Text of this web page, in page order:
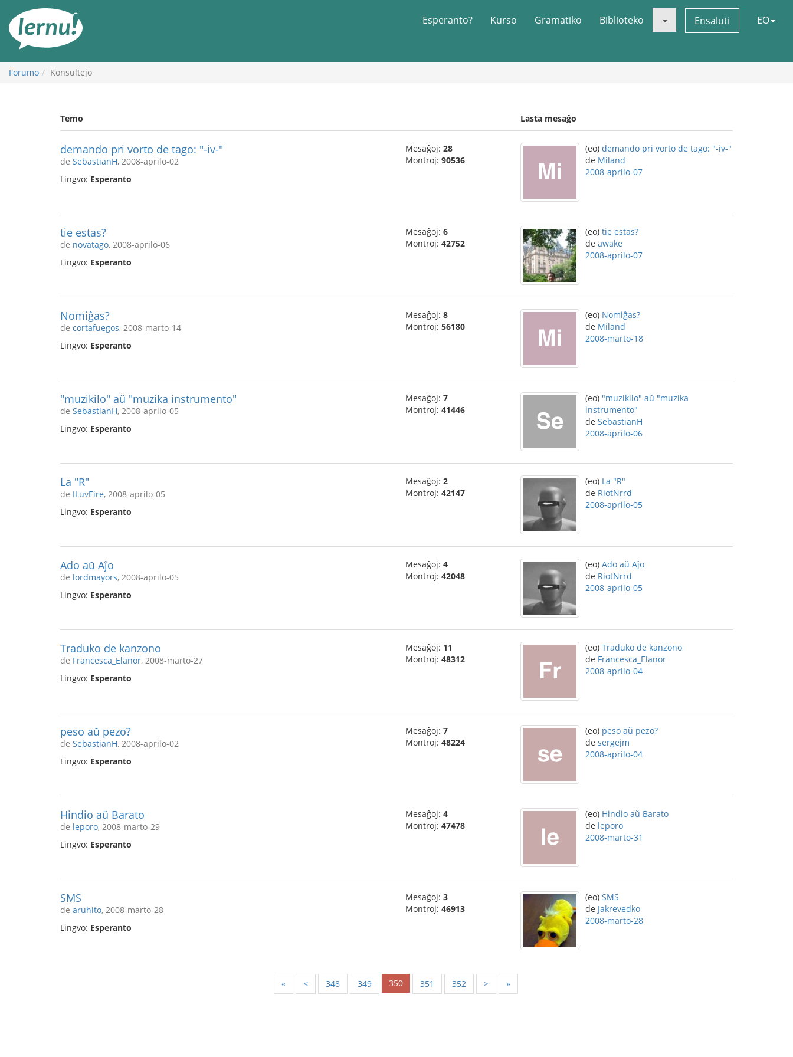
enhavo
Esperanto? Kurso Gramatiko Biblioteko Ensaluti EO
Forumo Konsultejo
Temo Lasta mesaĝo
demando pri vorto de tago: "-iv-"
de SebastianH, 2008-aprilo-02
Lingvo: Esperanto
Mesaĝoj: 28
Montroj: 90536
(eo) demando pri vorto de tago: "-iv-"
de Miland
2008-aprilo-07
tie estas?
de novatago, 2008-aprilo-06
Lingvo: Esperanto
Mesaĝoj: 6
Montroj: 42752
(eo) tie estas?
de awake
2008-aprilo-07
Nomiĝas?
de cortafuegos, 2008-marto-14
Lingvo: Esperanto
Mesaĝoj: 8
Montroj: 56180
(eo) Nomiĝas?
de Miland
2008-marto-18
"muzikilo" aŭ "muzika instrumento"
de SebastianH, 2008-aprilo-05
Lingvo: Esperanto
Mesaĝoj: 7
Montroj: 41446
(eo) "muzikilo" aŭ "muzika
instrumento"
de SebastianH
2008-aprilo-06
La "R"
de ILuvEire, 2008-aprilo-05
Lingvo: Esperanto
Mesaĝoj: 2
Montroj: 42147
(eo) La "R"
de RiotNrrd
2008-aprilo-05
Ado aŭ Aĵo
de lordmayors, 2008-aprilo-05
Lingvo: Esperanto
Mesaĝoj: 4
Montroj: 42048
(eo) Ado aŭ Aĵo
de RiotNrrd
2008-aprilo-05
Traduko de kanzono
de Francesca_Elanor, 2008-marto-27
Lingvo: Esperanto
Mesaĝoj: 11
Montroj: 48312
(eo) Traduko de kanzono
de Francesca_Elanor
2008-aprilo-04
peso aŭ pezo?
de SebastianH, 2008-aprilo-02
Lingvo: Esperanto
Mesaĝoj: 7
Montroj: 48224
(eo) peso aŭ pezo?
de sergejm
2008-aprilo-04
Hindio aŭ Barato
de leporo, 2008-marto-29
Lingvo: Esperanto
Mesaĝoj: 4
Montroj: 47478
(eo) Hindio aŭ Barato
de leporo
2008-marto-31
SMS
de aruhito, 2008-marto-28
Lingvo: Esperanto
Mesaĝoj: 3
Montroj: 46913
(eo) SMS
de Jakrevedko
2008-marto-28
« < 348 349 350 351 352 > »